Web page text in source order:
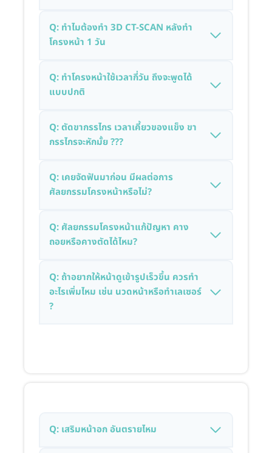
Q: ทำไมต้องทำ 3D CT-SCAN หลังทำ
โครงหน้า 1 วัน
Q: ทำโครงหน้าใช้เวลากี่วัน ถึงจะพูดได้
แบบปกติ
Q: ตัดขากรรไกร เวลาเคี้ยวของแข็ง ขา
กรรไกรจะหักมั้ย ???
Q: เคยจัดฟันมาก่อน มีผลต่อการ
ศัลยกรรมโครงหน้าหรือไม่?
Q: ศัลยกรรมโครงหน้าแก้ปัญหา คาง
ถอยหรือคางตัดได้ไหม?
Q: ถ้าอยากให้หน้าดูเข้ารูปเร็วขึ้น ควรทำ
อะไรเพิ่มไหม เช่น นวดหน้าหรือทำเลเซอร์
?
Q: เสริมหน้าอก อันตรายไหม